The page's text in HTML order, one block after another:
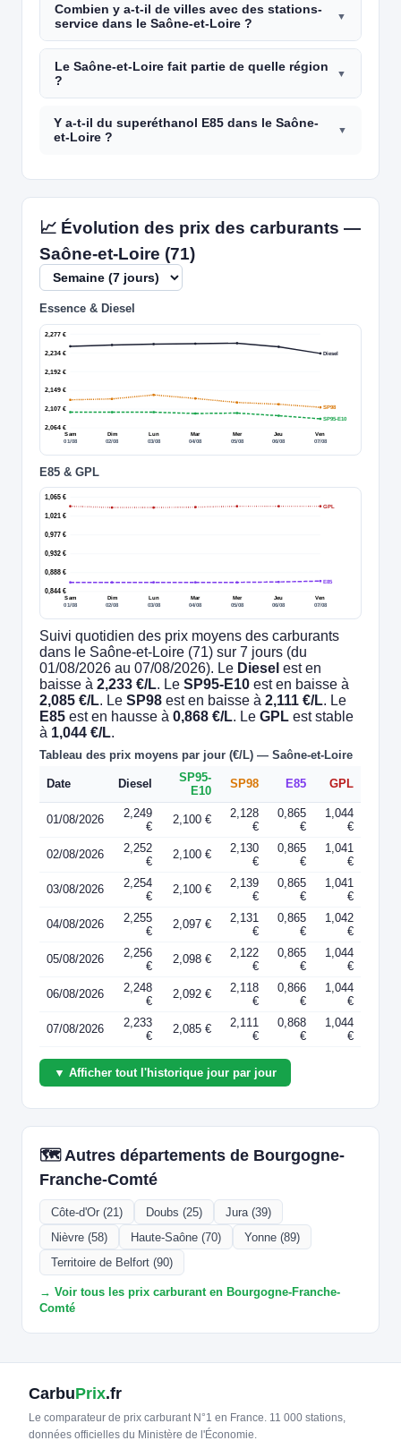
Combien y a-t-il de villes avec des stations-
service dans le Saône-et-Loire ?
Le Saône-et-Loire fait partie de quelle région
?
Y a-t-il du superéthanol E85 dans le Saône-
et-Loire ?
📈 Évolution des prix des carburants —
Saône-et-Loire (71)
Essence & Diesel
2,064 €
2,107 €
2,149 €
2,192 €
2,234 €
2,277 €
Sam
01/08
Dim
02/08
Lun
03/08
Mar
04/08
Mer
05/08
Jeu
06/08
Ven
07/08
Diesel
SP95-E10
SP98
E85 & GPL
0,844 €
0,888 €
0,932 €
0,977 €
1,021 €
1,065 €
Sam
01/08
Dim
02/08
Lun
03/08
Mar
04/08
Mer
05/08
Jeu
06/08
Ven
07/08
E85
GPL
Suivi quotidien des prix moyens des carburants
dans le Saône-et-Loire (71) sur 7 jours (du
01/08/2026 au 07/08/2026). Le Diesel est en
baisse à2,233 €/L. LeSP95-E10 est en baisse à
2,085 €/L. LeSP98 est en baisse à2,111 €/L. Le
E85 est en hausse à0,868 €/L. LeGPL est stable
à 1,044 €/L.
Tableau des prix moyens par jour (€/L) — Saône-et-Loire
Date Diesel
SP95-
E10
SP98 E85 GPL
01/08/2026
2,249
€
2,100 €
2,128
€
0,865
€
1,044
€
02/08/2026
2,252
€
2,100 €
2,130
€
0,865
€
1,041
€
03/08/2026
2,254
€
2,100 €
2,139
€
0,865
€
1,041
€
04/08/2026
2,255
€
2,097 €
2,131
€
0,865
€
1,042
€
05/08/2026
2,256
€
2,098 €
2,122
€
0,865
€
1,044
€
06/08/2026
2,248
€
2,092 €
2,118
€
0,866
€
1,044
€
07/08/2026
2,233
€
2,085 €
2,111
€
0,868
€
1,044
€
▼ Afficher tout l'historique jour par jour
🗺️ Autres départements de Bourgogne-
Franche-Comté
Côte-d'Or (21) Doubs (25)
Jura (39)
Nièvre (58)
Haute-Saône (70)
Yonne (89)
Territoire de Belfort (90)
→ Voir tous les prix carburant en Bourgogne-Franche-
Comté
CarbuPrix.fr
Le comparateur de prix carburant N°1 en France. 11 000 stations,
données officielles du Ministère de l'Économie.